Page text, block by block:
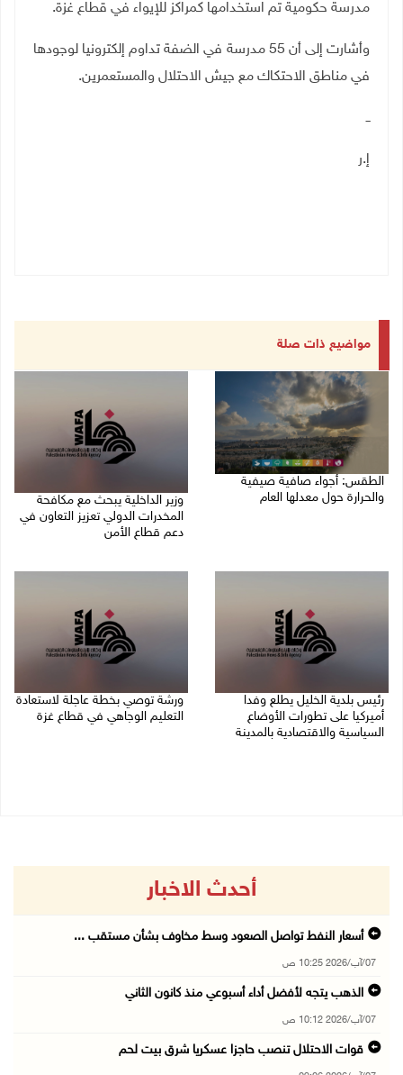
مدرسة حكومية تم استخدامها كمراكز للإيواء في قطاع غزة.
وأشارت إلى أن 55 مدرسة في الضفة تداوم إلكترونيا لوجودها
في مناطق الاحتكاك مع جيش الاحتلال والمستعمرين.
ــ
إ.ر
مواضيع ذات صلة
الطقس: أجواء صافية صيفية
والحرارة حول معدلها العام
وزير الداخلية يبحث مع مكافحة
المخدرات الدولي تعزيز التعاون في
دعم قطاع الأمن
رئيس بلدية الخليل يطلع وفدا
أميركيا على تطورات الأوضاع
السياسية والاقتصادية بالمدينة
ورشة توصي بخطة عاجلة لاستعادة
التعليم الوجاهي في قطاع غزة
أحدث الاخبار
أسعار النفط تواصل الصعود وسط مخاوف بشأن مستقب ...
07/آب/2026 10:25 ص
الذهب يتجه لأفضل أداء أسبوعي منذ كانون الثاني
07/آب/2026 10:12 ص
قوات الاحتلال تنصب حاجزا عسكريا شرق بيت لحم